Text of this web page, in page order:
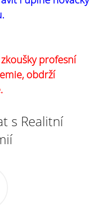
profesní
obdrží
s Realitní